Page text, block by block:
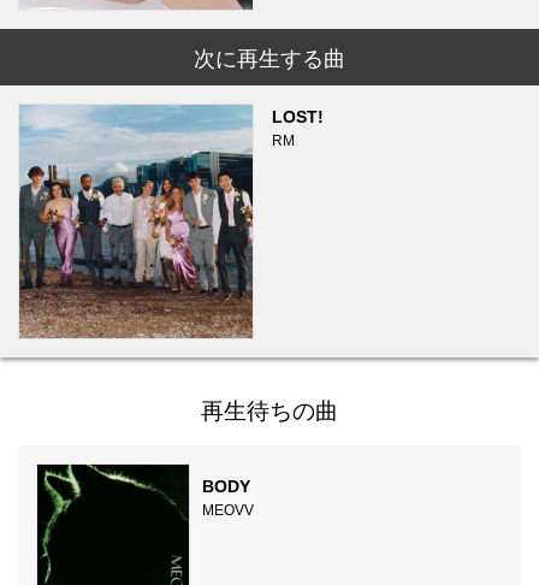
次に再生する曲
LOST!
RM
再生待ちの曲
BODY
MEOVV